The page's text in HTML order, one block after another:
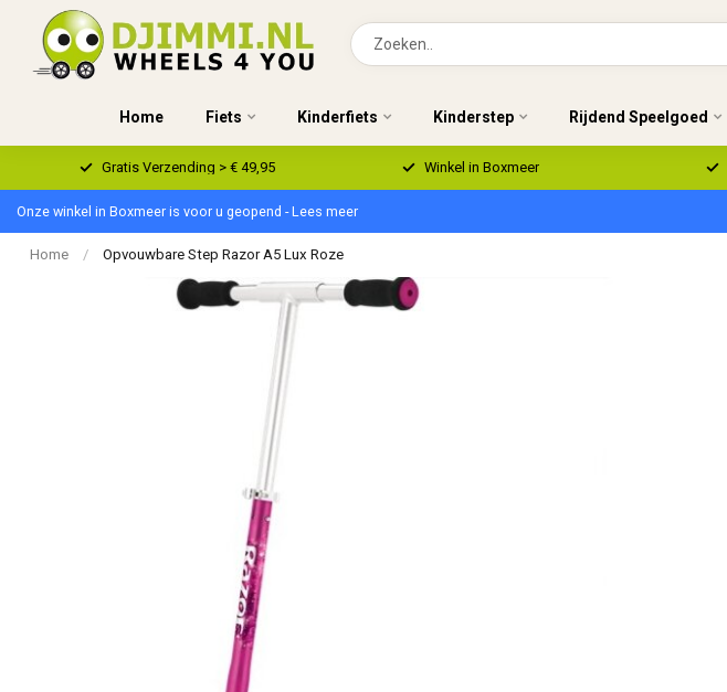
Home Fiets Kinderfiets Kinderstep Rijdend Speelgoed
Gratis Verzending > € 49,95 Winkel in Boxmeer
Onze winkel in Boxmeer is voor u geopend - Lees meer
Home / Opvouwbare Step Razor A5 Lux Roze